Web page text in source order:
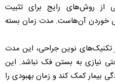
از روش‌های رایج برای تثبیت
خوردن آن‌هاست. مدت زمان بسته
تکنیک‌های نوین جراحی، این مدت
نیازی به بستن فک نباشد. این
بیمار کمک کند و زمان بهبودی را